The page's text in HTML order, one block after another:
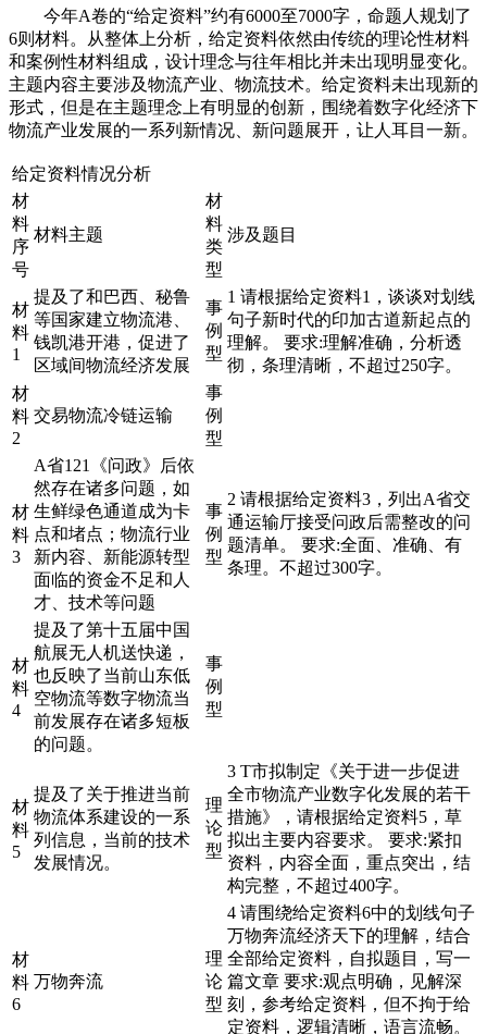
今年A卷的“给定资料”约有6000至7000字，命题人规划了
6则材料。从整体上分析，给定资料依然由传统的理论性材料
和案例性材料组成，设计理念与往年相比并未出现明显变化。
主题内容主要涉及物流产业、物流技术。给定资料未出现新的
形式，但是在主题理念上有明显的创新，围绕着数字化经济下
物流产业发展的一系列新情况、新问题展开，让人耳目一新。
给定资料情况分析
材
料
序
号
材料主题
材
料
类
型
涉及题目
材
料
1
提及了和巴西、秘鲁
等国家建立物流港、
钱凯港开港，促进了
区域间物流经济发展
事
例
型
1 请根据给定资料1，谈谈对划线
句子新时代的印加古道新起点的
理解。 要求:理解准确，分析透
彻，条理清晰，不超过250字。
材
料
2
交易物流冷链运输
事
例
型
材
料
3
A省121《问政》后依
然存在诸多问题，如
生鲜绿色通道成为卡
点和堵点；物流行业
新内容、新能源转型
面临的资金不足和人
才、技术等问题
事
例
型
2 请根据给定资料3，列出A省交
通运输厅接受问政后需整改的问
题清单。 要求:全面、准确、有
条理。不超过300字。
材
料
4
提及了第十五届中国
航展无人机送快递，
也反映了当前山东低
空物流等数字物流当
前发展存在诸多短板
的问题。
事
例
型
材
料
5
提及了关于推进当前
物流体系建设的一系
列信息，当前的技术
发展情况。
理
论
型
3 T市拟制定《关于进一步促进
全市物流产业数字化发展的若干
措施》，请根据给定资料5，草
拟出主要内容要求。 要求:紧扣
资料，内容全面，重点突出，结
构完整，不超过400字。
材
料
6
万物奔流
理
论
型
4 请围绕给定资料6中的划线句子
万物奔流经济天下的理解，结合
全部给定资料，自拟题目，写一
篇文章 要求:观点明确，见解深
刻，参考给定资料，但不拘于给
定资料，逻辑清晰，语言流畅。